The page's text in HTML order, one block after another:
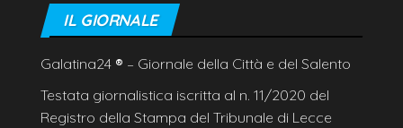
IL GIORNALE
Galatina24 ® – Giornale della Città e del Salento
Testata giornalistica iscritta al n. 11/2020 del
Registro della Stampa del Tribunale di Lecce